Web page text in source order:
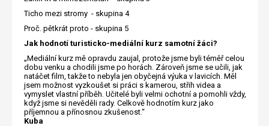
Ticho mezi stromy - skupina 4
Proč. pětkrát proto - skupina 5
Jak hodnotí turisticko-mediální kurz samotní žáci?
„Mediální kurz mě opravdu zaujal, protože jsme byli téměř celou
dobu venku a chodili jsme po horách. Zároveň jsme se učili, jak
natáčet film, takže to nebyla jen obyčejná výuka v lavicích. Měl
jsem možnost vyzkoušet si práci s kamerou, střih videa a
vymyslet vlastní příběh. Učitelé byli velmi ochotní a pomohli vždy,
když jsme si nevěděli rady. Celkově hodnotím kurz jako
příjemnou a přínosnou zkušenost.“
Kuba